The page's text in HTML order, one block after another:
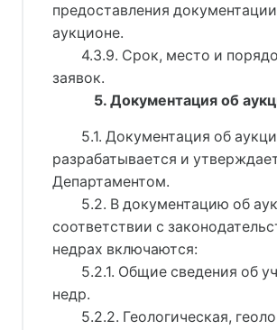
предоставления
аукционе.
4.3.9. Срок, место и
заявок.
5. Документация об
5.1. Документация об
разрабатывается и
Департаментом.
5.2. В документацию об
соответствии с
недрах включаются:
5.2.1. Общие сведения об
недр.
5.2.2. Геологическая,